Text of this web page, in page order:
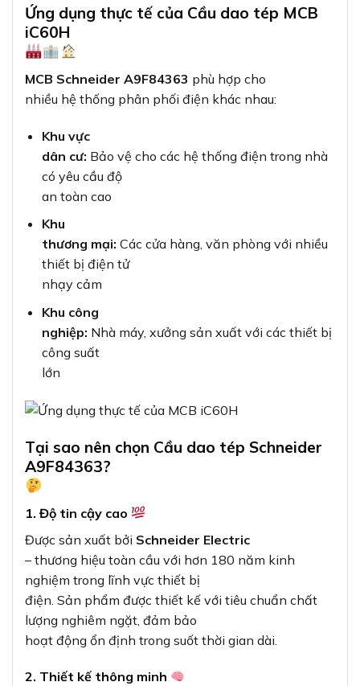
Ứng dụng thực tế của Cầu dao tép MCB
iC60H
MCB Schneider A9F84363 phù hợp cho
nhiều hệ thống phân phối điện khác nhau:
Khu vực
dân cư: Bảo vệ cho các hệ thống điện trong nhà
có yêu cầu độ
an toàn cao
Khu
thương mại: Các cửa hàng, văn phòng với nhiều
thiết bị điện tử
nhạy cảm
Khu công
nghiệp: Nhà máy, xưởng sản xuất với các thiết bị
công suất
lớn
Tại sao nên chọn Cầu dao tép Schneider
A9F84363?
1. Độ tin cậy cao
Được sản xuất bởi Schneider Electric
– thương hiệu toàn cầu với hơn 180 năm kinh
nghiệm trong lĩnh vực thiết bị
điện. Sản phẩm được thiết kế với tiêu chuẩn chất
lượng nghiêm ngặt, đảm bảo
hoạt động ổn định trong suốt thời gian dài.
2. Thiết kế thông minh